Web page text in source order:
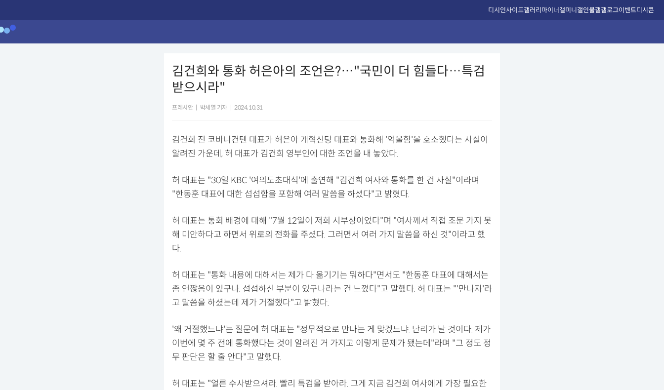
디시인사이드갤러리마이너갤미니갤인물갤갤로그이벤트디시콘
김건희와 통화 허은아의 조언은?…"국민이 더 힘들다…특검
받으시라"
프레시안 박세열 기자 2024.10.31
김건희 전 코바나컨텐 대표가 허은아 개혁신당 대표와 통화해 '억울함'을 호소했다는 사실이
알려진 가운데, 허 대표가 김건희 영부인에 대한 조언을 내 놓았다.
허 대표는 "30일 KBC '여의도초대석'에 출연해 "김건희 여사와 통화를 한 건 사실"이라며
"한동훈 대표에 대한 섭섭함을 포함해 여러 말씀을 하셨다"고 밝혔다.
허 대표는 통회 배경에 대해 "7월 12일이 저희 시부상이었다"며 "여사께서 직접 조문 가지 못
해 미안하다고 하면서 위로의 전화를 주셨다. 그러면서 여러 가지 말씀을 하신 것"이라고 했
다.
허 대표는 "통화 내용에 대해서는 제가 다 옮기기는 뭐하다"면서도 "한동훈 대표에 대해서는
좀 언짢음이 있구나. 섭섭하신 부분이 있구나라는 건 느꼈다"고 말했다. 허 대표는 "'만나자'라
고 말씀을 하셨는데 제가 거절했다"고 밝혔다.
'왜 거절했느냐'는 질문에 허 대표는 "정무적으로 만나는 게 맞겠느냐. 난리가 날 것이다. 제가
이번에 몇 주 전에 통화했다는 것이 알려진 거 가지고 이렇게 문제가 됐는데"라며 "그 정도 정
무 판단은 할 줄 안다"고 말했다.
허 대표는 "얼른 수사받으셔라. 빨리 특검을 받아라. 그게 지금 김건희 여사에게 가장 필요한